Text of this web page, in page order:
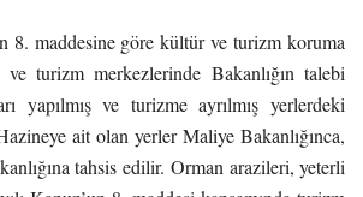
8. maddesine göre kültür ve turizm koruma
turizm merkezlerinde Bakanlığın talebi
yapılmış ve turizme ayrılmış yerlerdeki
ait olan yerler Maliye Bakanlığınca,
tahsis edilir. Orman arazileri, yeterli